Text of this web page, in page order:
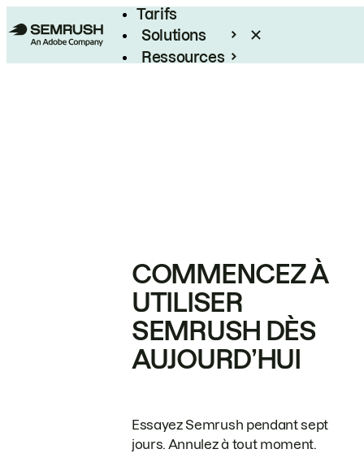
Tarifs
Solutions
Ressources
COMMENCEZ À
UTILISER
SEMRUSH DÈS
AUJOURD’HUI
Essayez Semrush pendant sept
jours. Annulez à tout moment.